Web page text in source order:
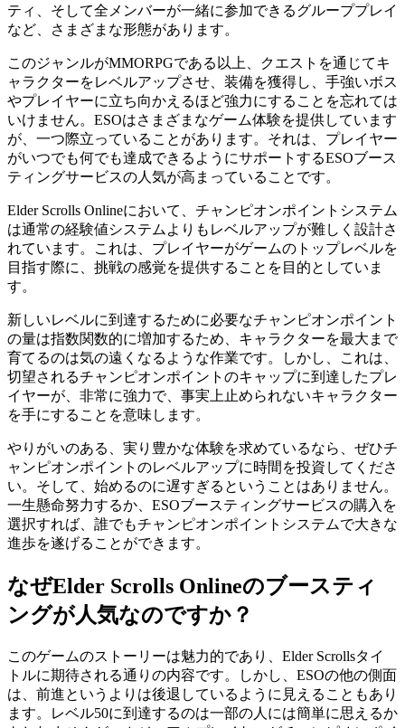
ティ、そして全メンバーが一緒に参加できるグループプレイ
など、さまざまな形態があります。
このジャンルがMMORPGである以上、クエストを通じてキ
ャラクターをレベルアップさせ、装備を獲得し、手強いボス
やプレイヤーに立ち向かえるほど強力にすることを忘れては
いけません。ESOはさまざまなゲーム体験を提供しています
が、一つ際立っていることがあります。それは、プレイヤー
がいつでも何でも達成できるようにサポートするESOブース
ティングサービスの人気が高まっていることです。
Elder Scrolls Onlineにおいて、チャンピオンポイントシステム
は通常の経験値システムよりもレベルアップが難しく設計さ
れています。これは、プレイヤーがゲームのトップレベルを
目指す際に、挑戦の感覚を提供することを目的としていま
す。
新しいレベルに到達するために必要なチャンピオンポイント
の量は指数関数的に増加するため、キャラクターを最大まで
育てるのは気の遠くなるような作業です。しかし、これは、
切望されるチャンピオンポイントのキャップに到達したプレ
イヤーが、非常に強力で、事実上止められないキャラクター
を手にすることを意味します。
やりがいのある、実り豊かな体験を求めているなら、ぜひチ
ャンピオンポイントのレベルアップに時間を投資してくださ
い。そして、始めるのに遅すぎるということはありません。
一生懸命努力するか、ESOブースティングサービスの購入を
選択すれば、誰でもチャンピオンポイントシステムで大きな
進歩を遂げることができます。
なぜElder Scrolls Onlineのブースティ
ングが人気なのですか？
このゲームのストーリーは魅力的であり、Elder Scrollsタイ
トルに期待される通りの内容です。しかし、ESOの他の側面
は、前進というよりは後退しているように見えることもあり
ます。レベル50に到達するのは一部の人には簡単に思えるか